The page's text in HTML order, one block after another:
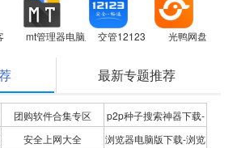
mt管理器电脑版 交管12123 光鸭网盘
最新专题推荐
团购软件合集专区
p2p种子搜索神器下载-
P2P种子搜索神器专题
安全上网大全
浏览器电脑版下载-浏览